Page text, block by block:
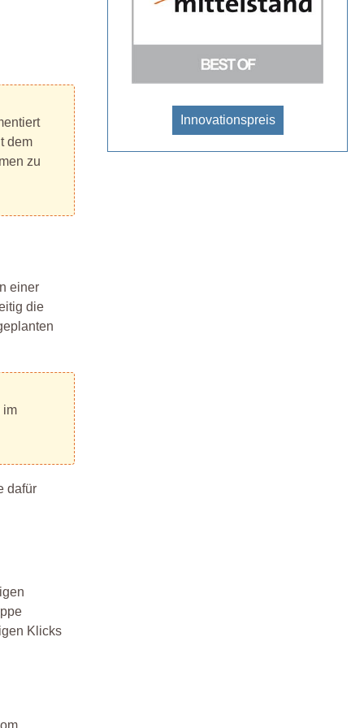
dem
zu
einer
die
im
dafür
Klicks
emailCenter
Zusatzmodul Wartungsplaner
Ticketmanagement HelpDesk
Instandhaltungsplanung im Betrieb
Wartungsmanager
Innovationspreis